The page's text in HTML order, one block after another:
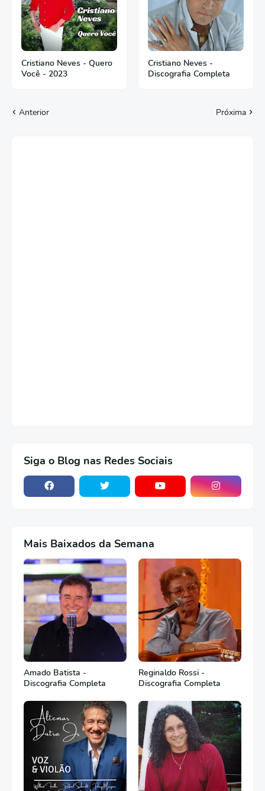
Cristiano Neves - Quero
Você - 2023
Cristiano Neves -
Discografia Completa
Anterior Próxima
Siga o Blog nas Redes Sociais
Mais Baixados da Semana
Amado Batista -
Discografia Completa
Reginaldo Rossi -
Discografia Completa